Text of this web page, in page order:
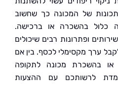
המכונה כך שחשוב
או ברכישה.
רבים שיכולים
מקסימלי לכסף. בין אם
מכונה לתקופה
עם ההצעות